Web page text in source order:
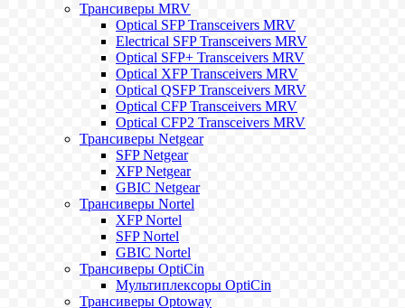
Трансиверы MRV
Optical SFP Transceivers MRV
Electrical SFP Transceivers MRV
Optical SFP+ Transceivers MRV
Optical XFP Transceivers MRV
Optical QSFP Transceivers MRV
Optical CFP Transceivers MRV
Optical CFP2 Transceivers MRV
Трансиверы Netgear
SFP Netgear
XFP Netgear
GBIC Netgear
Трансиверы Nortel
XFP Nortel
SFP Nortel
GBIC Nortel
Трансиверы OptiCin
Мультиплексоры OptiCin
Трансиверы Optoway